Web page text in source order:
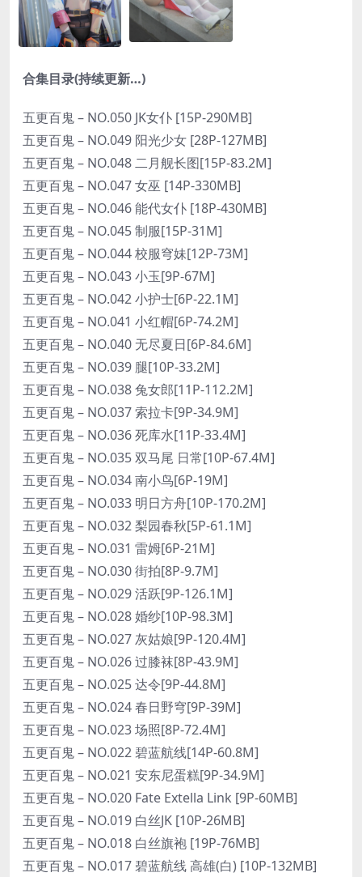
合集目录(持续更新…)
五更百鬼 – NO.050 JK女仆 [15P-290MB]
五更百鬼 – NO.049 阳光少女 [28P-127MB]
五更百鬼 – NO.048 二月舰长图[15P-83.2M]
五更百鬼 – NO.047 女巫 [14P-330MB]
五更百鬼 – NO.046 能代女仆 [18P-430MB]
五更百鬼 – NO.045 制服[15P-31M]
五更百鬼 – NO.044 校服穹妹[12P-73M]
五更百鬼 – NO.043 小玉[9P-67M]
五更百鬼 – NO.042 小护士[6P-22.1M]
五更百鬼 – NO.041 小红帽[6P-74.2M]
五更百鬼 – NO.040 无尽夏日[6P-84.6M]
五更百鬼 – NO.039 腿[10P-33.2M]
五更百鬼 – NO.038 兔女郎[11P-112.2M]
五更百鬼 – NO.037 索拉卡[9P-34.9M]
五更百鬼 – NO.036 死库水[11P-33.4M]
五更百鬼 – NO.035 双马尾 日常[10P-67.4M]
五更百鬼 – NO.034 南小鸟[6P-19M]
五更百鬼 – NO.033 明日方舟[10P-170.2M]
五更百鬼 – NO.032 梨园春秋[5P-61.1M]
五更百鬼 – NO.031 雷姆[6P-21M]
五更百鬼 – NO.030 街拍[8P-9.7M]
五更百鬼 – NO.029 活跃[9P-126.1M]
五更百鬼 – NO.028 婚纱[10P-98.3M]
五更百鬼 – NO.027 灰姑娘[9P-120.4M]
五更百鬼 – NO.026 过膝袜[8P-43.9M]
五更百鬼 – NO.025 达令[9P-44.8M]
五更百鬼 – NO.024 春日野穹[9P-39M]
五更百鬼 – NO.023 场照[8P-72.4M]
五更百鬼 – NO.022 碧蓝航线[14P-60.8M]
五更百鬼 – NO.021 安东尼蛋糕[9P-34.9M]
五更百鬼 – NO.020 Fate Extella Link [9P-60MB]
五更百鬼 – NO.019 白丝JK [10P-26MB]
五更百鬼 – NO.018 白丝旗袍 [19P-76MB]
五更百鬼 – NO.017 碧蓝航线 高雄(白) [10P-132MB]